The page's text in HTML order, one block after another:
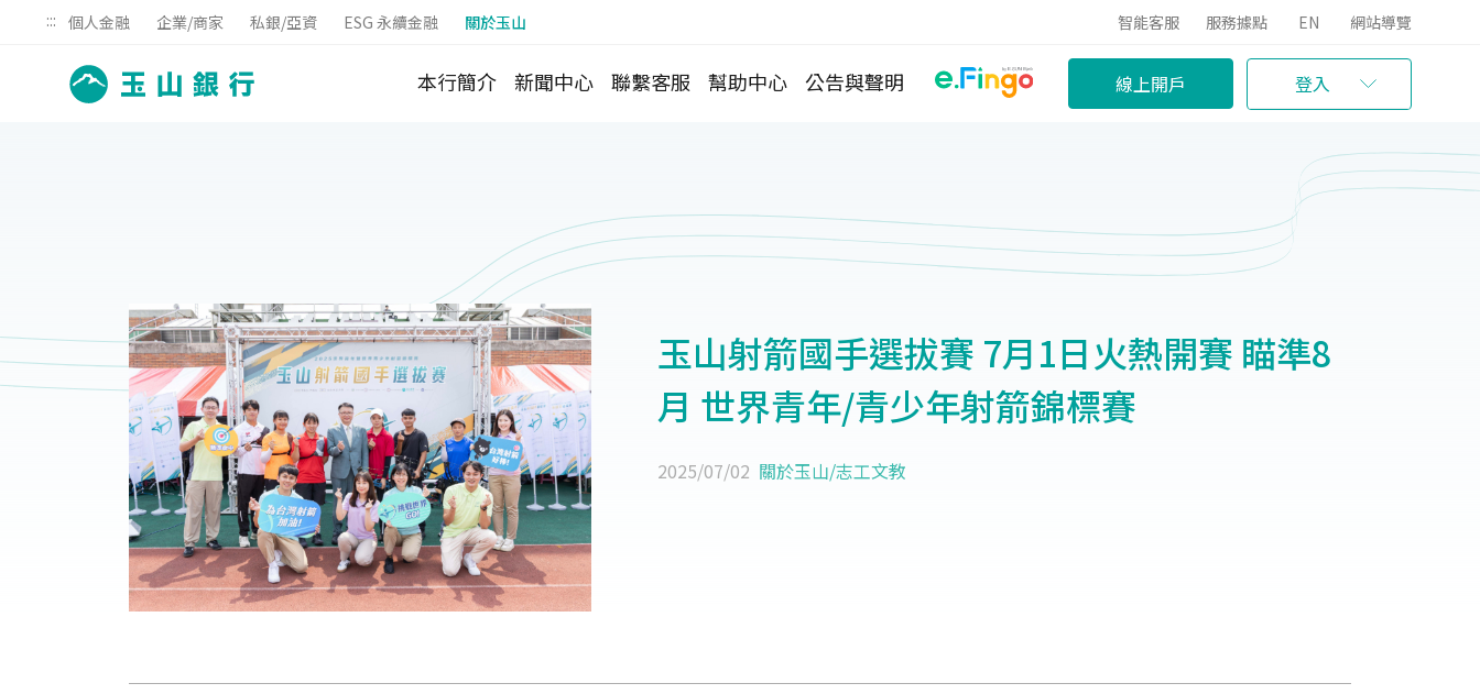
::: 個人金融 企業/商家 私銀/亞資 ESG 永續金融 關於玉山 智能客服 服務據點 EN 網站導覽
本行簡介 新聞中心 聯繫客服 幫助中心 公告與聲明 線上開戶 登入
玉山射箭國手選拔賽 7月1日火熱開賽 瞄準8
月 世界青年/青少年射箭錦標賽
2025/07/02 關於玉山/志工文教